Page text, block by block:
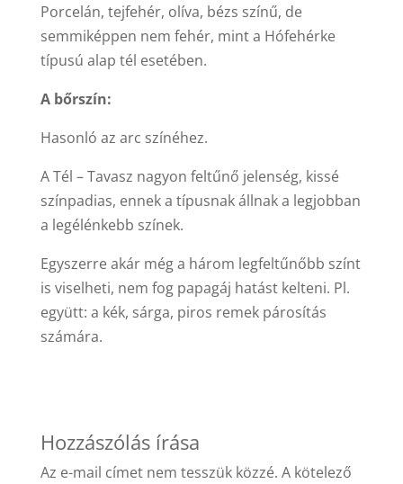
Porcelán, tejfehér, olíva, bézs színű, de
semmiképpen nem fehér, mint a Hófehérke
típusú alap tél esetében.
A bőrszín:
Hasonló az arc színéhez.
A Tél – Tavasz nagyon feltűnő jelenség, kissé
színpadias, ennek a típusnak állnak a legjobban
a legélénkebb színek.
Egyszerre akár még a három legfeltűnőbb színt
is viselheti, nem fog papagáj hatást kelteni. Pl.
együtt: a kék, sárga, piros remek párosítás
számára.
Hozzászólás írása
Az e-mail címet nem tesszük közzé. A kötelező